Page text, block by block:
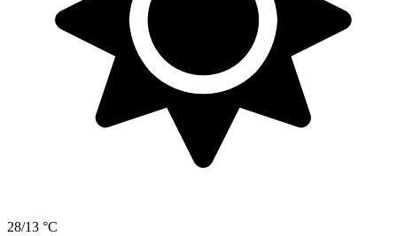
28/13 °C